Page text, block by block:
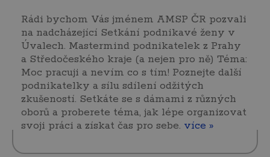
Rádi bychom Vás jménem AMSP ČR pozvali
na nadcházející Setkání podnikavé ženy v
Úvalech. Mastermind podnikatelek z Prahy
a Středočeského kraje (a nejen pro ně) Téma:
Moc pracuji a nevím co s tím! Poznejte další
podnikatelky a sílu sdílení odžitých
zkušeností. Setkáte se s dámami z různých
oborů a proberete téma, jak lépe organizovat
svoji práci a získat čas pro sebe. více »